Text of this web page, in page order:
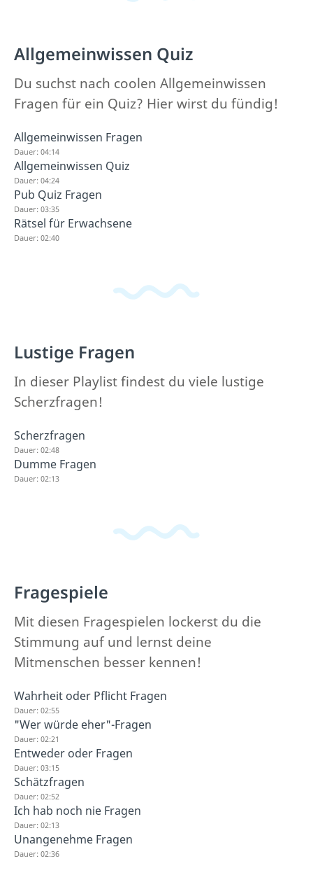
Allgemeinwissen Quiz
Du suchst nach coolen Allgemeinwissen
Fragen für ein Quiz? Hier wirst du fündig!
Allgemeinwissen Fragen
Dauer: 04:14
Allgemeinwissen Quiz
Dauer: 04:24
Pub Quiz Fragen
Dauer: 03:35
Rätsel für Erwachsene
Dauer: 02:40
Lustige Fragen
In dieser Playlist findest du viele lustige
Scherzfragen!
Scherzfragen
Dauer: 02:48
Dumme Fragen
Dauer: 02:13
Fragespiele
Mit diesen Fragespielen lockerst du die
Stimmung auf und lernst deine
Mitmenschen besser kennen!
Wahrheit oder Pflicht Fragen
Dauer: 02:55
"Wer würde eher"-Fragen
Dauer: 02:21
Entweder oder Fragen
Dauer: 03:15
Schätzfragen
Dauer: 02:52
Ich hab noch nie Fragen
Dauer: 02:13
Unangenehme Fragen
Dauer: 02:36